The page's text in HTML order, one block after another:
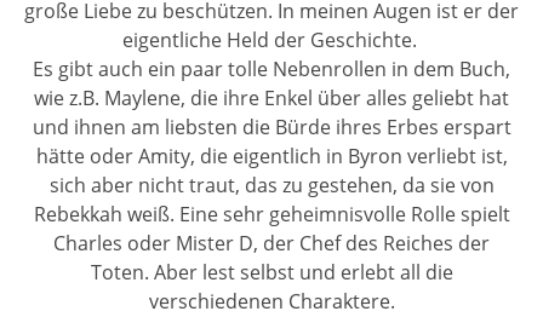
große Liebe zu beschützen. In meinen Augen ist er der
eigentliche Held der Geschichte.
Es gibt auch ein paar tolle Nebenrollen in dem Buch,
wie z.B. Maylene, die ihre Enkel über alles geliebt hat
und ihnen am liebsten die Bürde ihres Erbes erspart
hätte oder Amity, die eigentlich in Byron verliebt ist,
sich aber nicht traut, das zu gestehen, da sie von
Rebekkah weiß. Eine sehr geheimnisvolle Rolle spielt
Charles oder Mister D, der Chef des Reiches der
Toten. Aber lest selbst und erlebt all die
verschiedenen Charaktere.